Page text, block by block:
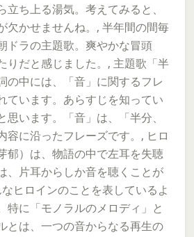
立ち上る湯気。考えてみると、
欠かせませんね。, 半年間の間毎
ドラの主題歌。爽やかな冒頭
りだと感じました。, 主題歌「半
の中には、「音」に関するフレ
ています。あらすじを知ってい
思います。「音」は、「半分、
容に沿ったフレーズです。, ヒロ
郁）は、物語の中で左耳を失聴
、片耳からしか音を聴くことが
ヒロインのことを表しているよ
特に「モノラルのメロディ」と
とは、一つの音からなる再生の